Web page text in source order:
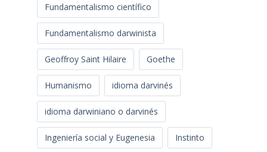
Fundamentalismo científico
Fundamentalismo darwinista
Geoffroy Saint Hilaire Goethe
Humanismo idioma darvinés
idioma darwiniano o darvinés
Ingeniería social y Eugenesia Instinto